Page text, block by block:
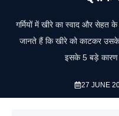
गर्मियों में खीरे का स्वाद और
जानते हैं कि खीरे को काटकर उसके
इसके 5 बड़े कारण
27 JUNE